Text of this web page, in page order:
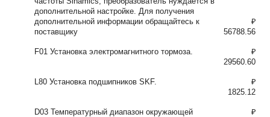
дополнительной настройке. Для получения
дополнительной информации обращайтесь к
поставщику
₽
56788.56
F01 Установка электромагнитного тормоза.
₽
29560.60
L80 Установка подшипников SKF.
₽
1825.12
D03 Температурный диапазон окружающей
₽